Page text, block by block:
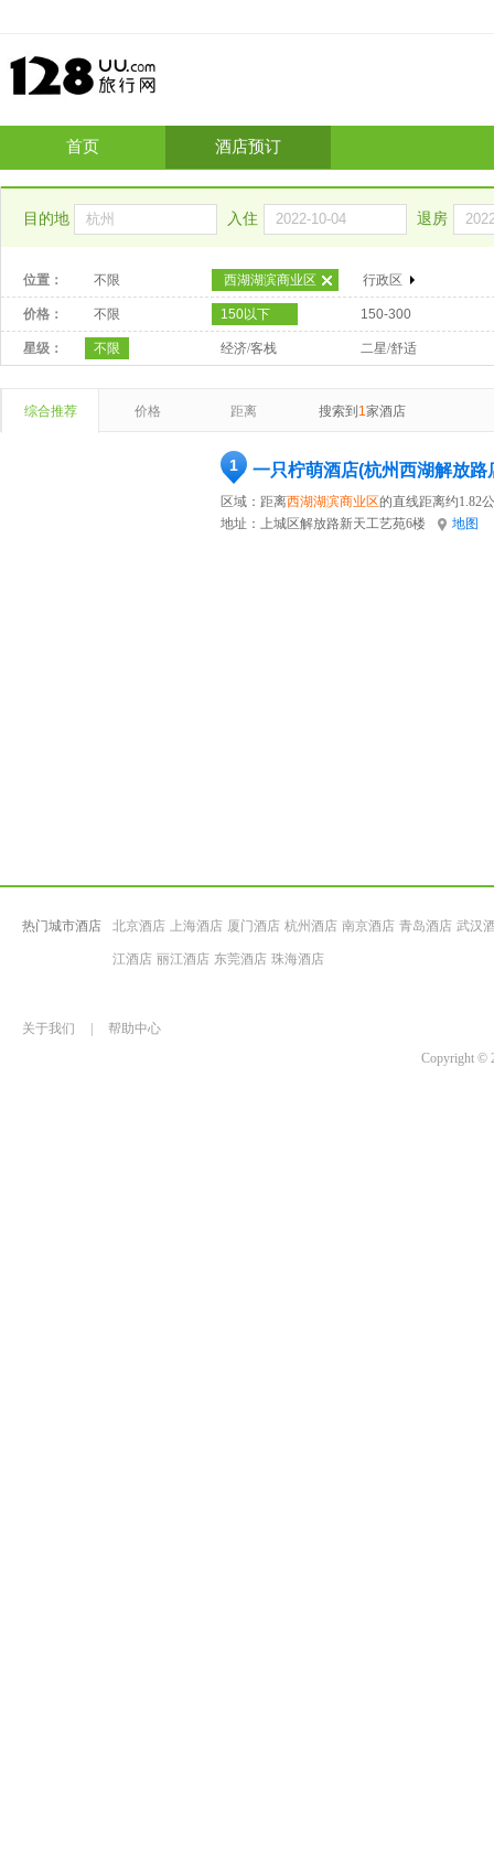
首页 酒店预订
目的地 入住 退房
位置： 不限 西湖湖滨商业区 行政区
价格： 不限 150以下 150-300
星级： 不限 经济/客栈 二星/舒适
综合推荐 价格 距离 搜索到 1家酒店
1 一只柠萌酒店(杭州西湖解放路
区域：距离西湖湖滨商业区的直线距离约1.82
地址： 上城区解放路新天工艺苑6楼 地图
热门城市酒店 北京酒店 上海酒店 厦门酒店 杭州酒店 南京酒店 青岛酒店 武汉
江酒店 丽江酒店 东莞酒店 珠海酒店
关于我们
帮助中心
Copyright ©